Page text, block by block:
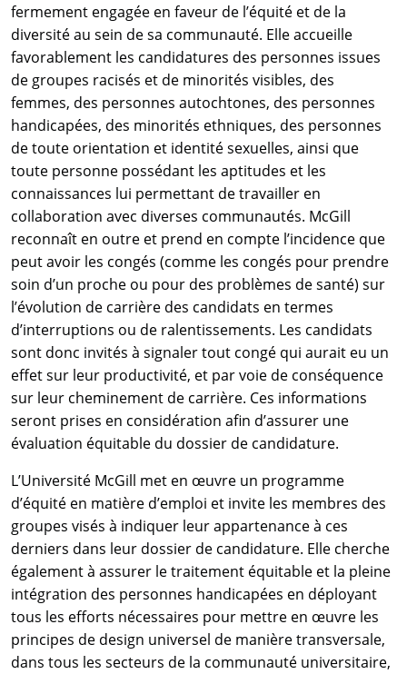
fermement engagée en faveur de l’équité et de la
diversité au sein de sa communauté. Elle accueille
favorablement les candidatures des personnes issues
de groupes racisés et de minorités visibles, des
femmes, des personnes autochtones, des personnes
handicapées, des minorités ethniques, des personnes
de toute orientation et identité sexuelles, ainsi que
toute personne possédant les aptitudes et les
connaissances lui permettant de travailler en
collaboration avec diverses communautés. McGill
reconnaît en outre et prend en compte l’incidence que
peut avoir les congés (comme les congés pour prendre
soin d’un proche ou pour des problèmes de santé) sur
l’évolution de carrière des candidats en termes
d’interruptions ou de ralentissements. Les candidats
sont donc invités à signaler tout congé qui aurait eu un
effet sur leur productivité, et par voie de conséquence
sur leur cheminement de carrière. Ces informations
seront prises en considération afin d’assurer une
évaluation équitable du dossier de candidature.
L’Université McGill met en œuvre un programme
d’équité en matière d’emploi et invite les membres des
groupes visés à indiquer leur appartenance à ces
derniers dans leur dossier de candidature. Elle cherche
également à assurer le traitement équitable et la pleine
intégration des personnes handicapées en déployant
tous les efforts nécessaires pour mettre en œuvre les
principes de design universel de manière transversale,
dans tous les secteurs de la communauté universitaire,